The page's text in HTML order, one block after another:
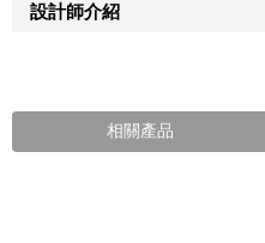
設計師介紹
相關產品